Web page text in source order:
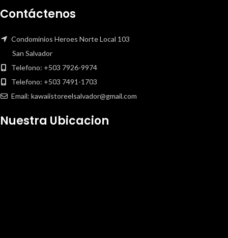
Contáctenos
Condominios Heroes Norte Local 103
San Salvador
Telefono: +503 7926-9974
Telefono: +503 7491-1703
Email: kawaiistoreelsalvador@gmail.com
Nuestra Ubicacion